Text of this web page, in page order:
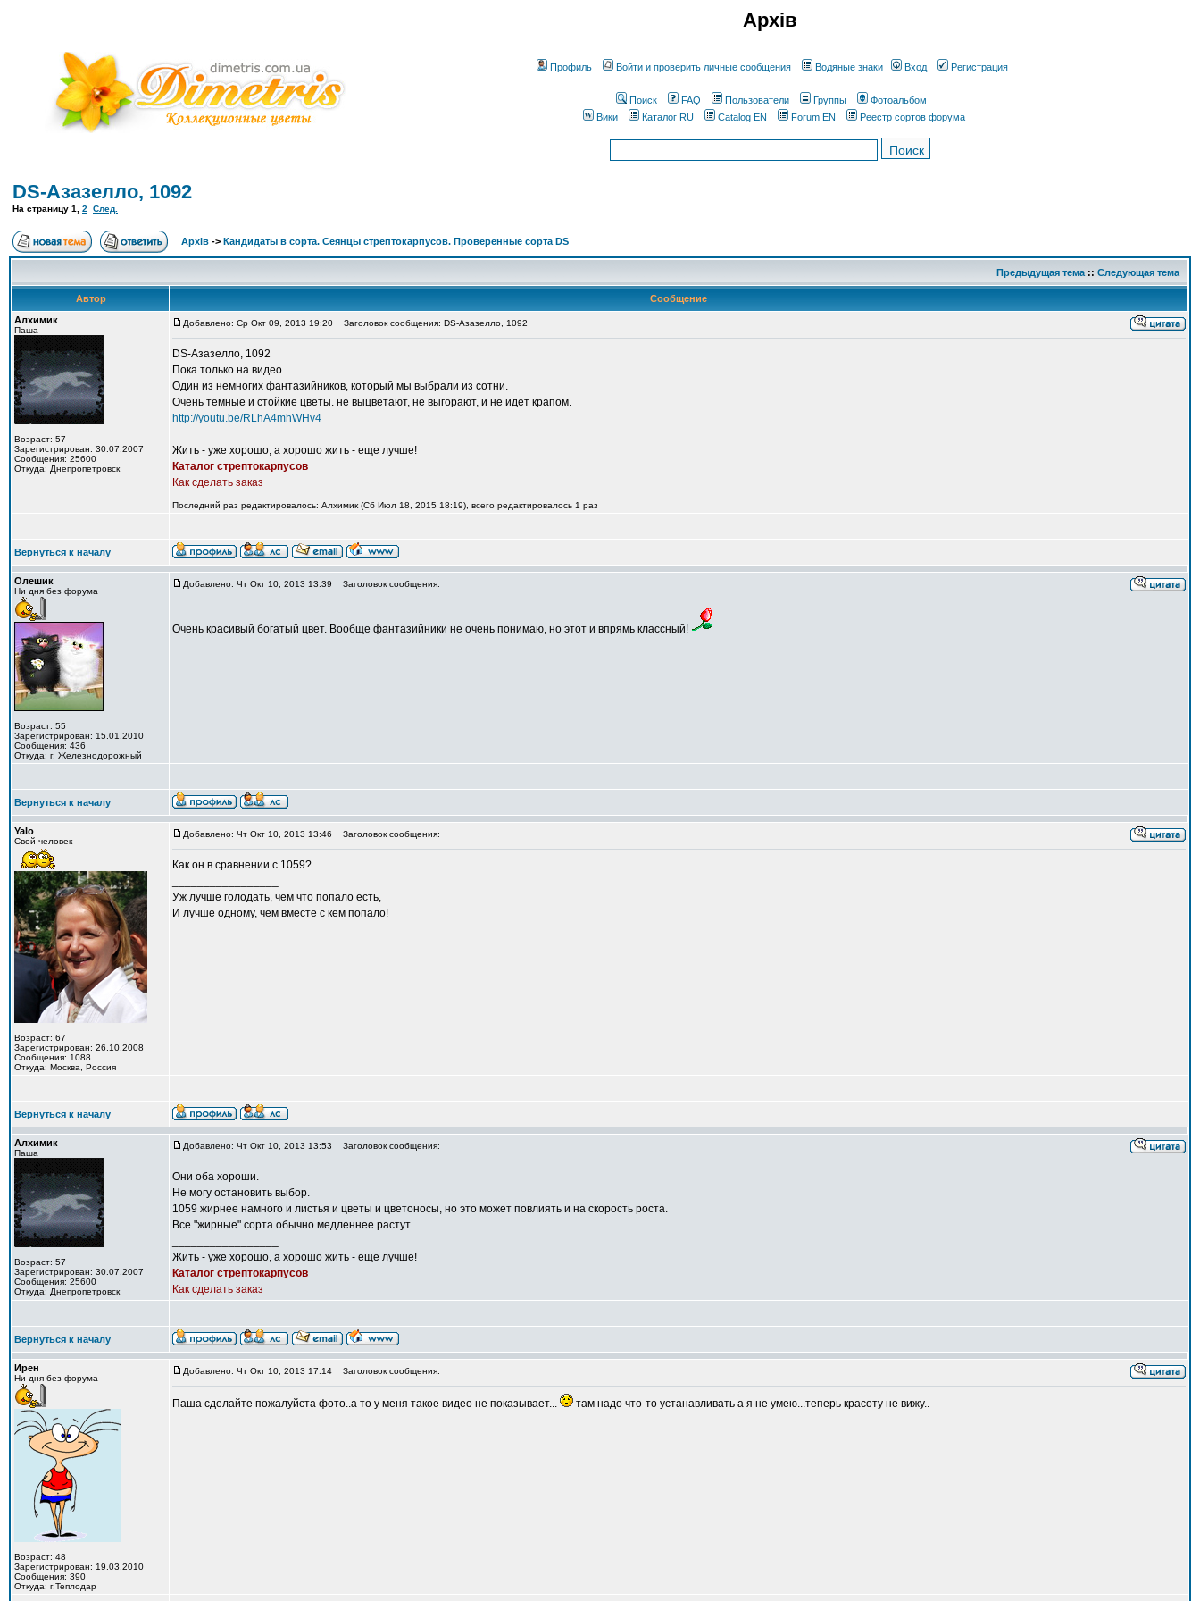
Архів
Профиль Войти и проверить личные сообщения Водяные знаки Вход Регистрация
Поиск FAQ Пользователи Группы
Фотоальбом
Вики
Каталог RU Catalog EN Forum EN Реестр сортов форума
DS-Азазелло, 1092
На страницу 1 2 След.
Архів -> Кандидаты в сорта. Сеянцы стрептокарпусов. Проверенные сорта DS
Предыдущая тема :: Следующая тема
Автор
Сообщение
Алхимик
Паша
Возраст: 57
Зарегистрирован: 30.07.2007
Сообщения: 25600
Откуда: Днепропетровск
Добавлено: Ср Окт 09, 2013 19:20 Заголовок сообщения: DS-Азазелло, 1092
DS-Азазелло, 1092
Пока только на видео.
Один из немногих фантазийников, который мы выбрали из сотни.
Очень темные и стойкие цветы. не выцветают, не выгорают, и не идет крапом.
http://youtu.be/RLhA4mhWHv4
Жить - уже хорошо, а хорошо жить - еще лучше!
Каталог стрептокарпусов
Как сделать заказ
Последний раз редактировалось: Алхимик (Сб Июл 18, 2015 18:19), всего редактировалось 1 раз
Вернуться к началу
Олешик
Ни дня без форума
Возраст: 55
Зарегистрирован: 15.01.2010
Сообщения: 436
Откуда: г. Железнодорожный
Добавлено: Чт Окт 10, 2013 13:39 Заголовок сообщения:
Очень красивый богатый цвет. Вообще фантазийники не очень понимаю, но этот и впрямь классный!
Вернуться к началу
Yalo
Свой человек
Возраст: 67
Зарегистрирован: 26.10.2008
Сообщения: 1088
Откуда: Москва, Россия
Добавлено: Чт Окт 10, 2013 13:46 Заголовок сообщения:
Как он в сравнении с 1059?
Уж лучше голодать, чем что попало есть,
И лучше одному, чем вместе с кем попало!
Вернуться к началу
Алхимик
Паша
Возраст: 57
Зарегистрирован: 30.07.2007
Сообщения: 25600
Откуда: Днепропетровск
Добавлено: Чт Окт 10, 2013 13:53 Заголовок сообщения:
Они оба хороши.
Не могу остановить выбор.
1059 жирнее намного и листья и цветы и цветоносы, но это может повлиять и на скорость роста.
Все "жирные" сорта обычно медленнее растут.
Жить - уже хорошо, а хорошо жить - еще лучше!
Каталог стрептокарпусов
Как сделать заказ
Вернуться к началу
Ирен
Ни дня без форума
Возраст: 48
Зарегистрирован: 19.03.2010
Сообщения: 390
Откуда: г.Теплодар
Добавлено: Чт Окт 10, 2013 17:14 Заголовок сообщения:
Паша сделайте пожалуйста фото..а то у меня такое видео не показывает... там надо что-то устанавливать а я не умею...теперь красоту не вижу..